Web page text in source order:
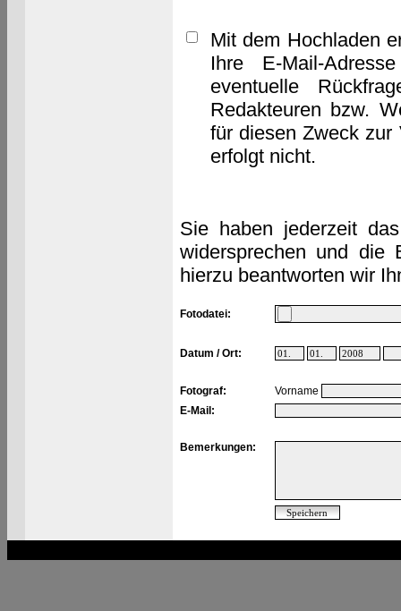
Mit dem Hochladen
Ihre E-Mail-
eventuelle
Redakteuren bzw.
für diesen Zweck zur
erfolgt nicht.
Sie haben jederzeit
widersprechen und die
hierzu beantworten wir
Fotodatei:
Datum / Ort:
Fotograf:
Vorname
E-Mail:
Bemerkungen: